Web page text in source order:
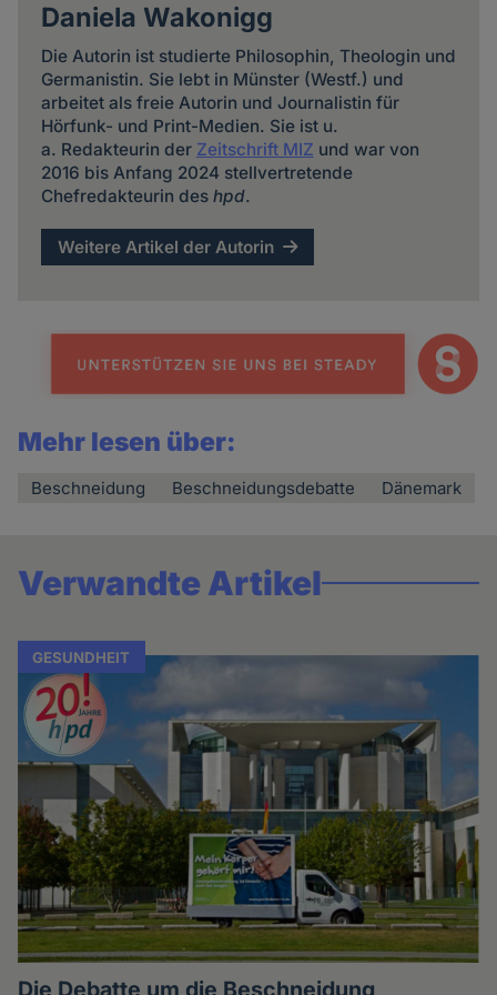
Daniela Wakonigg
Die Autorin ist studierte Philosophin, Theologin und
Germanistin. Sie lebt in Münster (Westf.) und
arbeitet als freie Autorin und Journalistin für
Hörfunk- und Print-Medien. Sie ist u.
a. Redakteurin der Zeitschrift MIZ und war von
2016 bis Anfang 2024 stellvertretende
Chefredakteurin des hpd.
Weitere Artikel der Autorin
Mehr lesen über:
Beschneidung Beschneidungsdebatte Dänemark
Verwandte Artikel
GESUNDHEIT
Die Debatte um die Beschneidung